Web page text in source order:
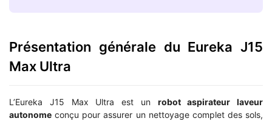
Présentation générale du Eureka J15
Max Ultra
L’Eureka J15 Max Ultra est un robot aspirateur laveur
autonome conçu pour assurer un nettoyage complet des sols,